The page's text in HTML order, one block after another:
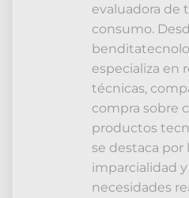
evaluadora de
consumo.
especializa en
técnicas,
compra sobre
productos
se destaca por
imparcialidad
necesidades